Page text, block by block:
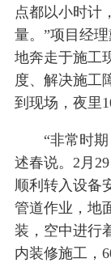
点都以小时计
量。”项目经
地奔走于施工
度、解决施工
到现场，夜里
“非常时
述春说。2月
顺利转入设备
管道作业，地
装，空中进行
内装修施工，